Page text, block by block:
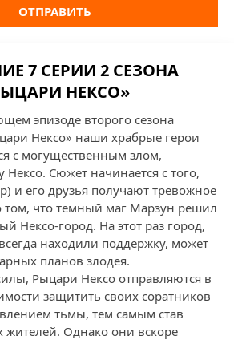
ОТПРАВИТЬ
7 СЕРИИ 2 СЕЗОНА
НЕКСО»
эпизоде второго сезона
Нексо» наши храбрые герои
с могущественным злом,
Сюжет начинается с того,
и его друзья получают тревожное
том, что темный маг Марзун решил
Нексо-город. На этот раз город,
находили поддержку, может
планов злодея.
Рыцари Нексо отправляются в
защитить своих соратников
тьмы, тем самым став
жителей. Однако они вскоре